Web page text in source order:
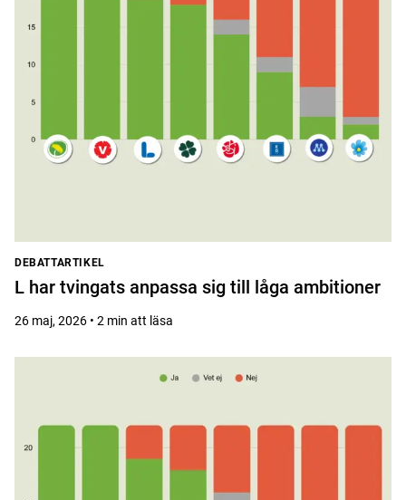
DEBATTARTIKEL
L har tvingats anpassa sig till låga ambitioner
26 maj, 2026 • 2 min att läsa